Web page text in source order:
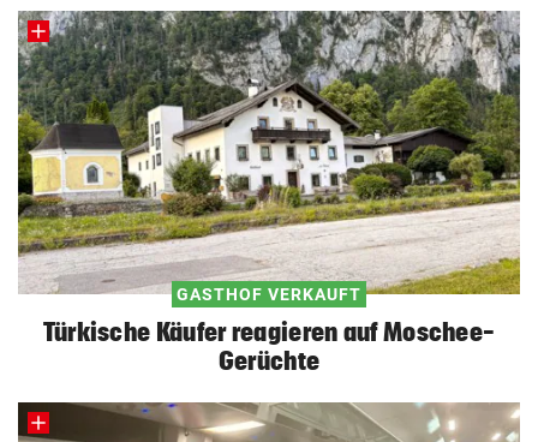
GASTHOF VERKAUFT
Türkische Käufer reagieren auf Moschee-
Gerüchte